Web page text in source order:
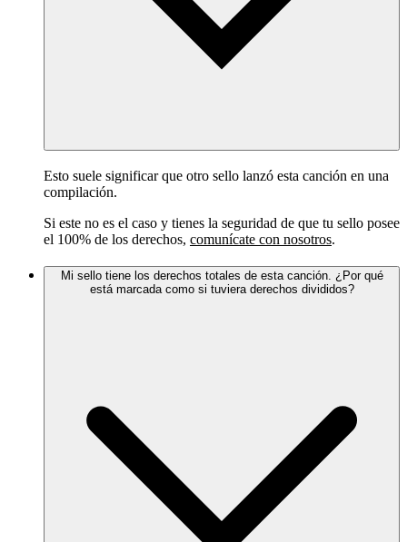
Esto suele significar que otro sello lanzó esta canción en una
compilación.
Si este no es el caso y tienes la seguridad de que tu sello posee
el 100% de los derechos, comunícate con nosotros.
Mi sello tiene los derechos totales de esta canción. ¿Por qué
está marcada como si tuviera derechos divididos?